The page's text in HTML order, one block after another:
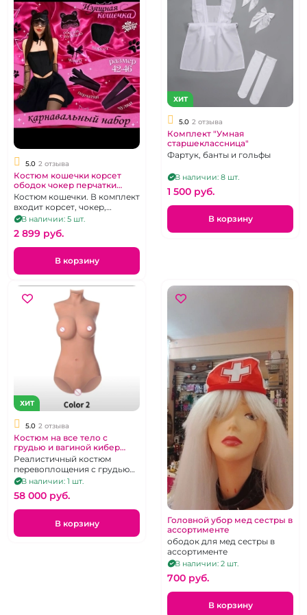
5.0 2 отзыва
Костюм кошечки корсет
ободок чокер перчатки
чулки
Костюм кошечки. В комплект
входит корсет, чокер,
перчатки, чулки, ободок.
В наличии: 5 шт.
2 899 pуб.
В корзину
ХИТ
5.0 2 отзыва
Комплект "Умная
старшеклассница"
Фартук, банты и гольфы
В наличии: 8 шт.
1 500 pуб.
В корзину
ХИТ
5.0 2 отзыва
Костюм на все тело с
грудью и вагиной кибер
кожа "Вторая кожа"
Реалистичный костюм
перевоплощения с грудью
третьего размера и вагиной
В наличии: 1 шт.
58 000 pуб.
В корзину
Головной убор мед сестры в
ассортименте
ободок для мед сестры в
ассортименте
В наличии: 2 шт.
700 pуб.
В корзину